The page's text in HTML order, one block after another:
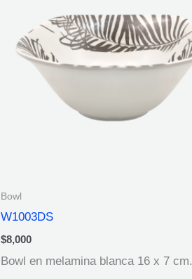
Bowl
W1003DS
$8,000
Bowl en melamina blanca 16 x 7 cm.